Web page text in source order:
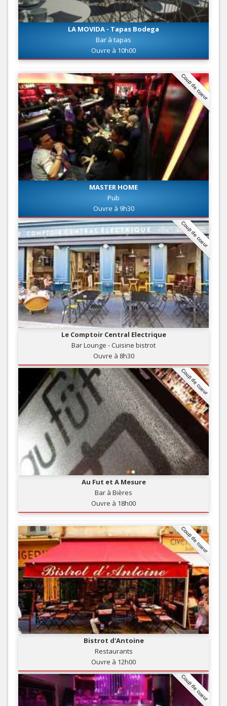
LA MOVIDA - Tapas Bodega
Bar à tapas
Ouvre à 10h00
Coup de coeur
MASTER HOME
Pub
Ouvre à 9h30
Coup de coeur
Le Comptoir Central Electrique
Bar Lounge - Cuisine bistrot
Ouvre à 8h30
Coup de coeur
Au Fut et A Mesure
Bar à Bières
Ouvre à 18h00
Coup de coeur
Bistrot d'Antoine
Restaurants
Ouvre à 12h00
Coup de coeur